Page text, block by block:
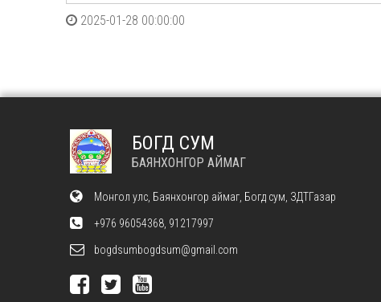
2025-01-28 00:00:00
БОГД СУМ
БАЯНХОНГОР АЙМАГ
Монгол улс, Баянхонгор аймаг, Богд сум, ЗДТГазар
+976 96054368, 91217997
bogdsumbogdsum@gmail.com